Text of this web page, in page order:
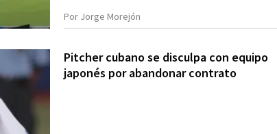
Por Jorge Morejón
Pitcher cubano se disculpa con equipo
japonés por abandonar contrato